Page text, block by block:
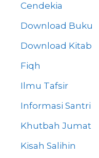
Cendekia
Download Buku
Download Kitab
Fiqh
Ilmu Tafsir
Informasi Santri
Khutbah Jumat
Kisah Salihin